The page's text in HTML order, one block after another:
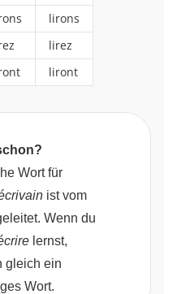
lirons
lirez
liront
Wort für
ist vom
Wenn du
lernst,
gleich ein
Wort.